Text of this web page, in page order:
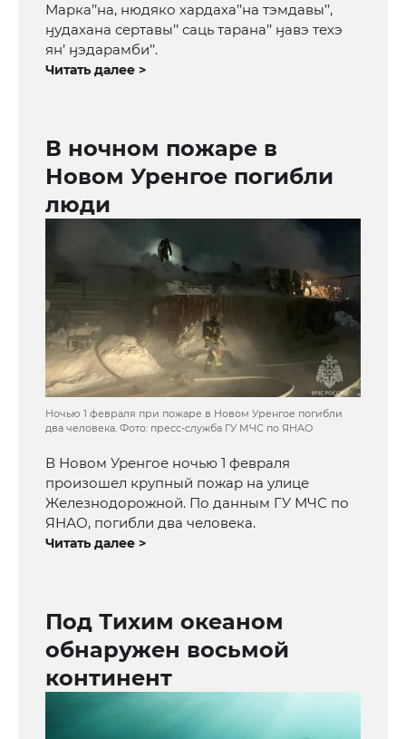
Марка’’на, нюдяко хардаха’’на тэмдавы’’,
ӈудахана сертавы’’ саць тарана’’ ӈавэ техэ
ян’ ӈэдарамби’’.
Читать далее >
В ночном пожаре в
Новом Уренгое погибли
люди
Ночью 1 февраля при пожаре в Новом Уренгое погибли
два человека. Фото: пресс-служба ГУ МЧС по ЯНАО
В Новом Уренгое ночью 1 февраля
произошел крупный пожар на улице
Железнодорожной. По данным ГУ МЧС по
ЯНАО, погибли два человека.
Читать далее >
Под Тихим океаном
обнаружен восьмой
континент